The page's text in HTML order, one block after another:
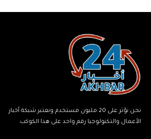
نحن نؤثر على 20 مليون مستخدم ونعتبر شبكة أخبار
الأعمال والتكنولوجيا رقم واحد على هذا الكوكب.